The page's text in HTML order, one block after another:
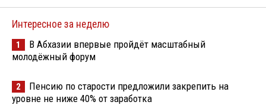
Интересное за неделю
1
В Абхазии впервые пройдёт масштабный
молодёжный форум
2
Пенсию по старости предложили закрепить на
уровне не ниже 40% от заработка